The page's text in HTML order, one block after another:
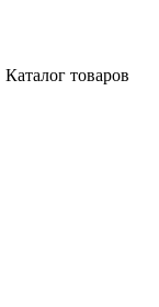
Каталог товаров